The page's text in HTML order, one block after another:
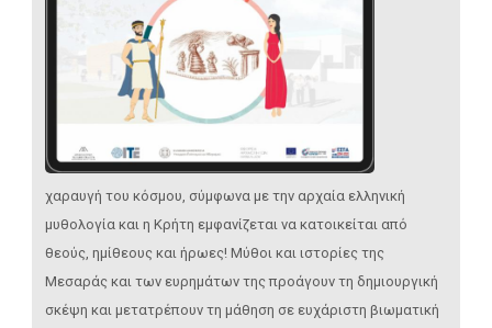
χαραυγή του κόσμου, σύμφωνα με την αρχαία ελληνική
μυθολογία και η Κρήτη εμφανίζεται να κατοικείται από
θεούς, ημίθεους και ήρωες! Μύθοι και ιστορίες της
Μεσαράς και των ευρημάτων της προάγουν τη δημιουργική
σκέψη και μετατρέπουν τη μάθηση σε ευχάριστη βιωματική